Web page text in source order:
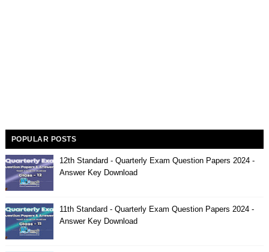
POPULAR POSTS
12th Standard - Quarterly Exam Question Papers 2024 -
Answer Key Download
11th Standard - Quarterly Exam Question Papers 2024 -
Answer Key Download